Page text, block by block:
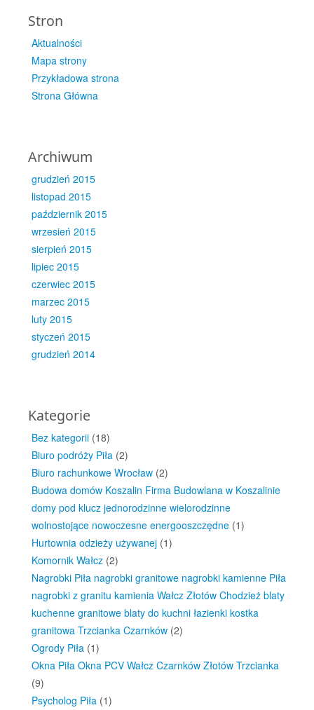
Stron
Aktualności
Mapa strony
Przykładowa strona
Strona Główna
Archiwum
grudzień 2015
listopad 2015
październik 2015
wrzesień 2015
sierpień 2015
lipiec 2015
czerwiec 2015
marzec 2015
luty 2015
styczeń 2015
grudzień 2014
Kategorie
Bez kategorii (18)
Biuro podróży Piła (2)
Biuro rachunkowe Wrocław (2)
Budowa domów Koszalin Firma Budowlana w Koszalinie
domy pod klucz jednorodzinne wielorodzinne
wolnostojące nowoczesne energooszczędne (1)
Hurtownia odzieży używanej (1)
Komornik Wałcz (2)
Nagrobki Piła nagrobki granitowe nagrobki kamienne Piła
nagrobki z granitu kamienia Wałcz Złotów Chodzież blaty
kuchenne granitowe blaty do kuchni łazienki kostka
granitowa Trzcianka Czarnków (2)
Ogrody Piła (1)
Okna Piła Okna PCV Wałcz Czarnków Złotów Trzcianka
(9)
Psycholog Piła (1)